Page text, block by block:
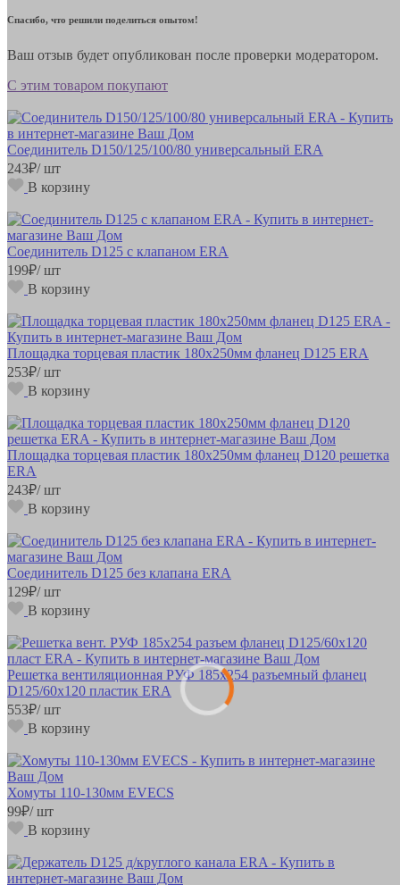
Спасибо, что решили поделиться опытом!
Ваш отзыв будет опубликован после проверки модератором.
С этим товаром покупают
Соединитель D150/125/100/80 универсальный ERA
243₽/ шт
В корзину
Соединитель D125 с клапаном ERA
199₽/ шт
В корзину
Площадка торцевая пластик 180х250мм фланец D125 ERA
253₽/ шт
В корзину
Площадка торцевая пластик 180х250мм фланец D120 решетка
ERA
243₽/ шт
В корзину
Соединитель D125 без клапана ERA
129₽/ шт
В корзину
Решетка вентиляционная РУФ 185х254 разъемный фланец
D125/60х120 пластик ERA
553₽/ шт
В корзину
Хомуты 110-130мм EVECS
99₽/ шт
В корзину